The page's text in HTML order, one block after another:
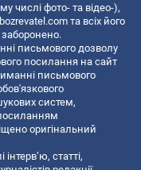
числі фото- та відео-),
та всіх його
письмового дозволу
посилання на сайт
письмового
систем,
оригінальний
статті,